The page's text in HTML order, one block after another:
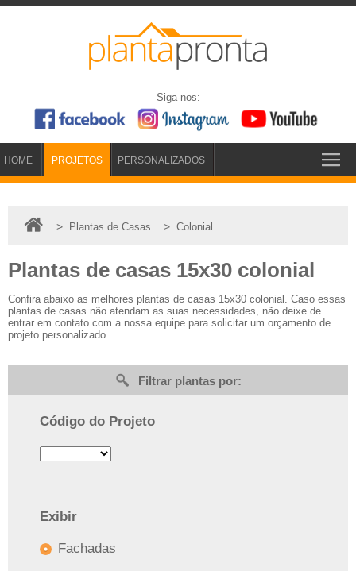
Siga-nos:
HOME PROJETOS PERSONALIZADOS
> Plantas de Casas > Colonial
Plantas de casas 15x30 colonial
Confira abaixo as melhores plantas de casas 15x30 colonial. Caso essas
plantas de casas não atendam as suas necessidades, não deixe de
entrar em contato com a nossa equipe para solicitar um orçamento de
projeto personalizado.
Filtrar plantas por:
Código do Projeto
Exibir
Fachadas